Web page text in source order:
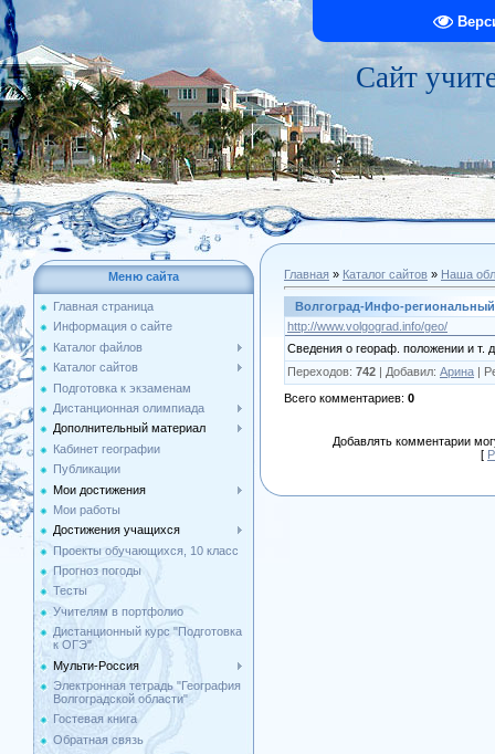
Сайт
Меню сайта
Главная страница
Информация о сайте
Каталог файлов
Каталог сайтов
Подготовка к экзаменам
Дистанционная олимпиада
Дополнительный материал
Кабинет географии
Публикации
Мои достижения
Мои работы
Достижения учащихся
Проекты обучающихся, 10 класс
Прогноз погоды
Тесты
Учителям в портфолио
Дистанционный курс "Подготовка
к ОГЭ"
Мульти-Россия
Электронная тетрадь "География
Волгоградской области"
Гостевая книга
Обратная связь
Главная » Каталог сайтов » Наша
Волгоград-Инфо-региональный
http://www.volgograd.info/geo/
Сведения о геораф. положении и т.
Переходов: 742 | Добавил: Арина |
Всего комментариев: 0
Добавлять комментарии
[